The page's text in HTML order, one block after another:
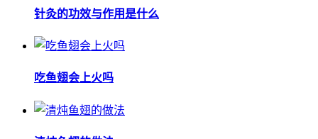
针灸的功效与作用是什么
吃鱼翅会上火吗